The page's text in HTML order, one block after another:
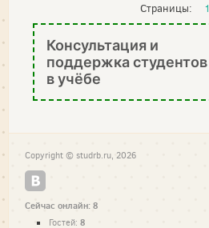
Страницы: 1
Консультация и
поддержка студентов
в учёбе
Copyright © studrb.ru, 2026
Сейчас онлайн: 8
Гостей: 8